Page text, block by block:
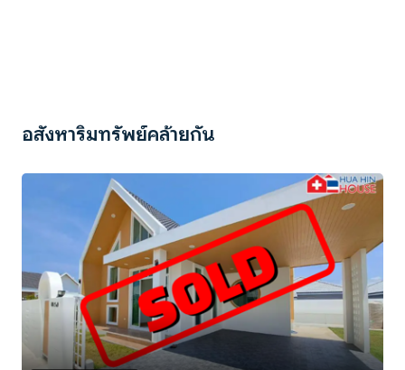
อสังหาริมทรัพย์คล้ายกัน